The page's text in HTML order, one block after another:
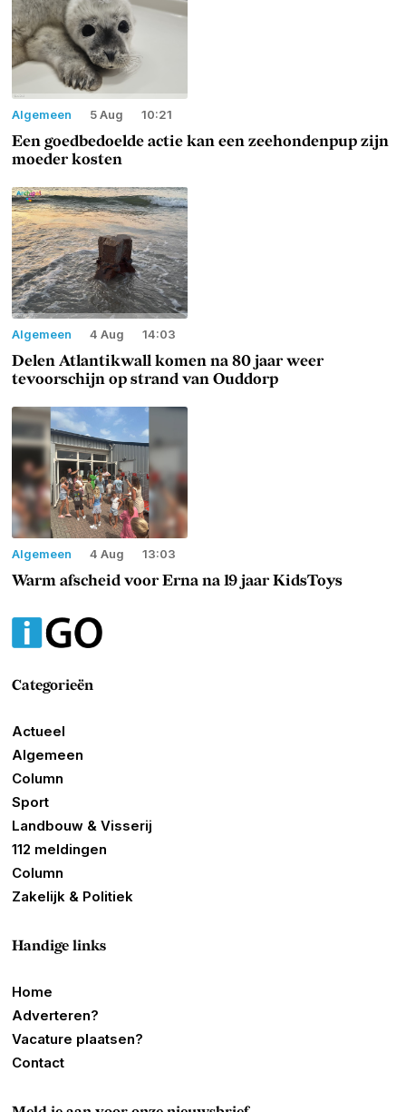
Algemeen 5 Aug 10:21
Een goedbedoelde actie kan een zeehondenpup zijn
moeder kosten
Algemeen 4 Aug 14:03
Delen Atlantikwall komen na 80 jaar weer
tevoorschijn op strand van Ouddorp
Algemeen 4 Aug 13:03
Warm afscheid voor Erna na 19 jaar KidsToys
Categorieën
Actueel
Algemeen
Column
Sport
Landbouw & Visserij
112 meldingen
Column
Zakelijk & Politiek
Handige links
Home
Adverteren?
Vacature plaatsen?
Contact